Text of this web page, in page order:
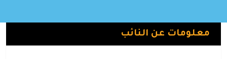
معلومات عن النائب